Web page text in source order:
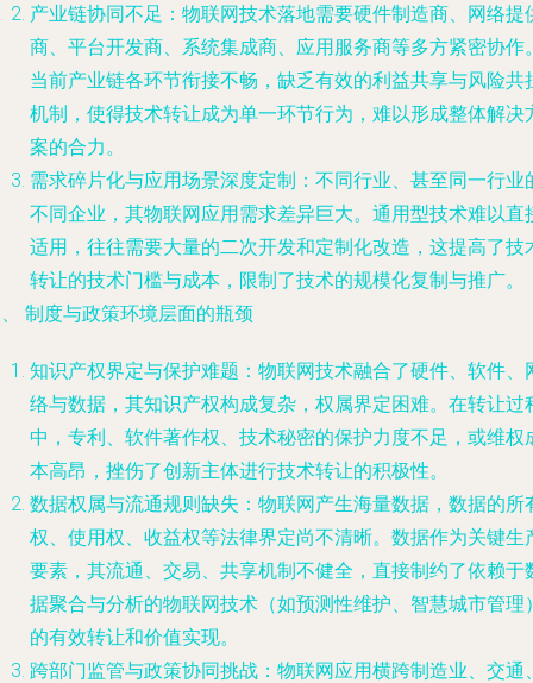
产业链协同不足 ：物联网技术落地需要硬件制造商、网络提
商、平台开发商、系统集成商、应用服务商等多方紧密协作
当前产业链各环节衔接不畅，缺乏有效的利益共享与风险共
机制，使得技术转让成为单一环节行为，难以形成整体解决
案的合力。
需求碎片化与应用场景深度定制 ：不同行业、甚至同一行业
不同企业，其物联网应用需求差异巨大。通用型技术难以直
适用，往往需要大量的二次开发和定制化改造，这提高了技
转让的技术门槛与成本，限制了技术的规模化复制与推广。
制度与政策环境层面的瓶颈
知识产权界定与保护难题 ：物联网技术融合了硬件、软件、
络与数据，其知识产权构成复杂，权属界定困难。在转让过
中，专利、软件著作权、技术秘密的保护力度不足，或维权
本高昂，挫伤了创新主体进行技术转让的积极性。
数据权属与流通规则缺失 ：物联网产生海量数据，数据的所
权、使用权、收益权等法律界定尚不清晰。数据作为关键生
要素，其流通、交易、共享机制不健全，直接制约了依赖于
据聚合与分析的物联网技术（如预测性维护、智慧城市管理
的有效转让和价值实现。
跨部门监管与政策协同挑战 ：物联网应用横跨制造业、交通